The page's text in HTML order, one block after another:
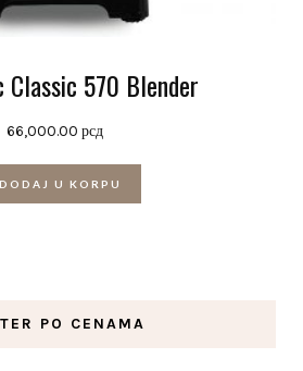
Classic 570 Blender
66,000.00 рсд
DODAJ U KORPU
PO CENAMA